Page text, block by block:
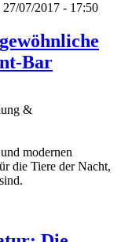
07/2017 - 17:50
Bar
&
modernen
die Tiere der Nacht,